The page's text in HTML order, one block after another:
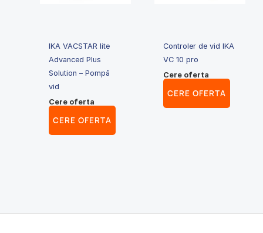
IKA VACSTAR lite
Advanced Plus
Solution – Pompă
vid
Cere oferta
CERE OFERTA
Controler de vid IKA
VC 10 pro
Cere oferta
CERE OFERTA